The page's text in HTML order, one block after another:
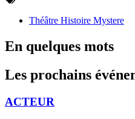
Théâtre Histoire Mystere
En quelques mots
Les prochains
ACTEUR